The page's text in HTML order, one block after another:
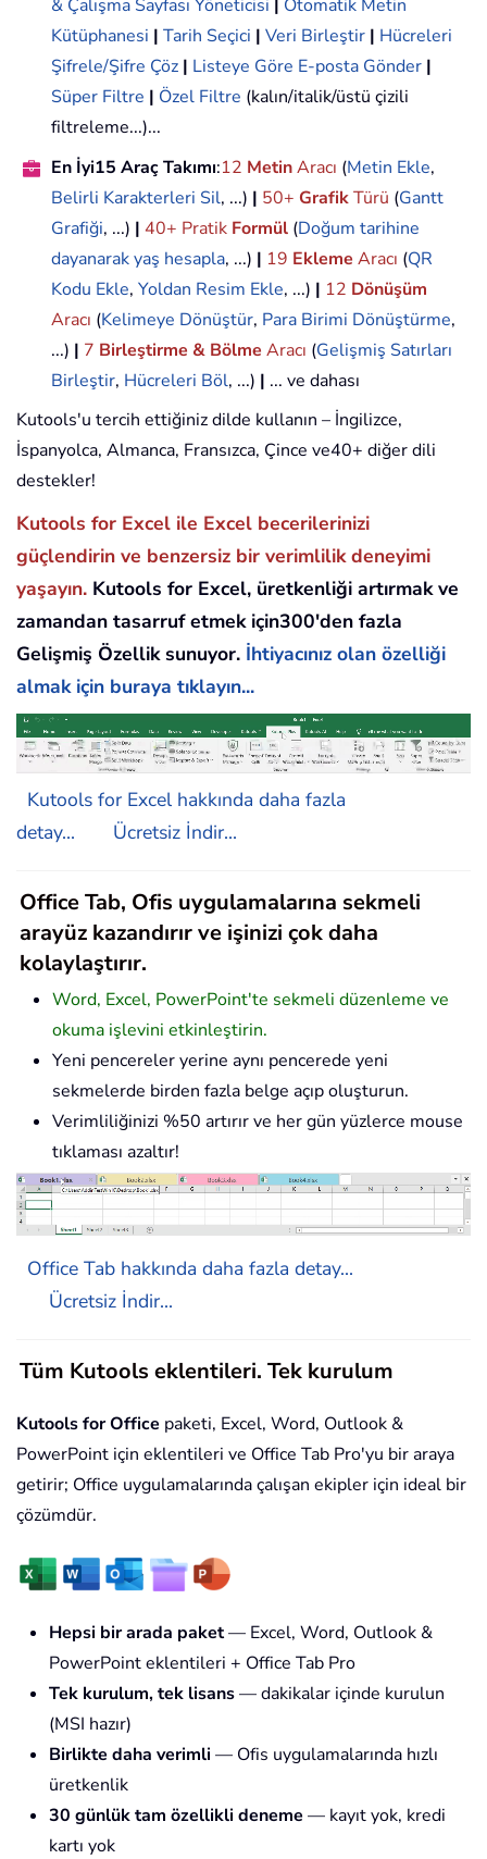
& Çalışma Sayfası Yöneticisi
Otomatik Metin
Kütüphanesi | Tarih Seçici | Veri Birleştir | Hücreleri
Şifrele/Şifre Çöz | Listeye Göre E-posta Gönder |
Süper Filtre | Özel Filtre (kalın/italik/üstü çizili
filtreleme...)...
En İyi15 Araç Takımı:12 MetinAracı (Metin Ekle,
Belirli Karakterleri Sil, ...) | 50+ GrafikTürü (Gantt
Grafiği, ...) | 40+ Pratik Formül (Doğum tarihine
dayanarak yaş hesapla, ...) | 19 Ekleme Aracı (QR
Kodu Ekle, Yoldan Resim Ekle, ...) | 12 Dönüşüm
Aracı (Kelimeye Dönüştür, Para Birimi Dönüştürme,
...) | 7 Birleştirme & Bölme Aracı (Gelişmiş Satırları
Birleştir, Hücreleri Böl, ...) | ... ve dahası
Kutools'u tercih ettiğiniz dilde kullanın – İngilizce,
İspanyolca, Almanca, Fransızca, Çince ve40+ diğer dili
destekler!
Kutools for Excel ile Excel becerilerinizi
güçlendirin ve benzersiz bir verimlilik deneyimi
yaşayın. Kutools for Excel, üretkenliği artırmak ve
zamandan tasarruf etmek için300'den fazla
Gelişmiş Özellik sunuyor. İhtiyacınız olan özelliği
almak için buraya tıklayın...
Kutools for Excel hakkında daha fazla
detay...
Ücretsiz İndir...
Office Tab, Ofis uygulamalarına sekmeli
arayüz kazandırır ve işinizi çok daha
kolaylaştırır.
Word, Excel, PowerPoint'te sekmeli düzenleme ve
okuma işlevini etkinleştirin.
Yeni pencereler yerine aynı pencerede yeni
sekmelerde birden fazla belge açıp oluşturun.
Verimliliğinizi %50 artırır ve her gün yüzlerce mouse
tıklaması azaltır!
Office Tab hakkında daha fazla detay...
Ücretsiz İndir...
Tüm Kutools eklentileri. Tek kurulum
Kutools for Office paketi, Excel, Word, Outlook &
PowerPoint için eklentileri ve Office Tab Pro'yu bir araya
getirir; Office uygulamalarında çalışan ekipler için ideal bir
çözümdür.
Hepsi bir arada paket— Excel, Word, Outlook &
PowerPoint eklentileri + Office Tab Pro
Tek kurulum, tek lisans— dakikalar içinde kurulun
(MSI hazır)
Birlikte daha verimli — Ofis uygulamalarında hızlı
üretkenlik
30 günlük tam özellikli deneme — kayıt yok, kredi
kartı yok